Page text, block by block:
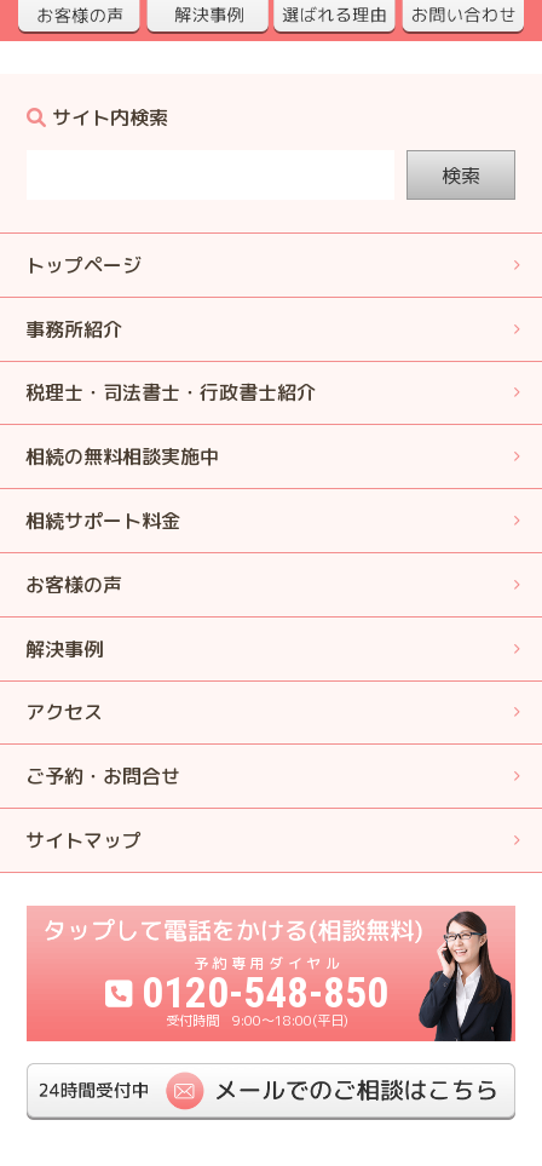
サイト内検索
検索
トップページ
事務所紹介
税理士・司法書士・行政書士紹介
相続の無料相談実施中
相続サポート料金
お客様の声
解決事例
アクセス
ご予約・お問合せ
サイトマップ
0120-548-850
9:00〜18:00(平日)